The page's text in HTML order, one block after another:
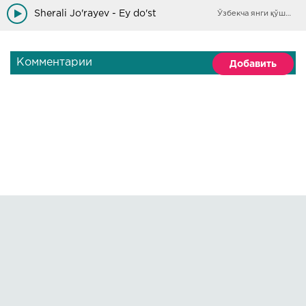
Do'stga do'st bo'l
Do'stga do'st bo'l
Sherali Jo'rayev - Ey do'st Ўзбекча янги қўшиқлар
Комментарии Добавить